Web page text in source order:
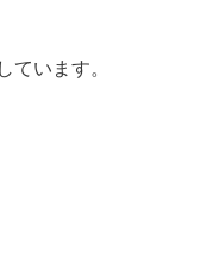
ています。